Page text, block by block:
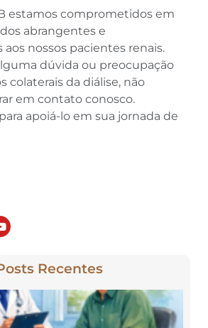
estamos comprometidos em
abrangentes e
aos nossos pacientes renais.
dúvida ou preocupação
colaterais da diálise, não
em contato conosco.
apoiá-lo em sua jornada de
Recentes